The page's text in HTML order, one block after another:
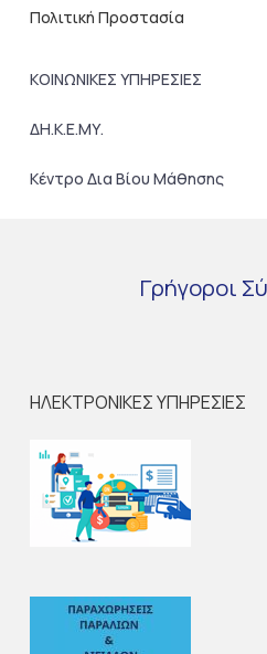
Πολιτική Προστασία
ΚΟΙΝΩΝΙΚΕΣ ΥΠΗΡΕΣΙΕΣ
ΔΗ.Κ.Ε.ΜΥ.
Κέντρο Δια Βίου Μάθησης
Γρήγοροι
ΗΛΕΚΤΡΟΝΙΚΕΣ ΥΠΗΡΕΣΙΕΣ